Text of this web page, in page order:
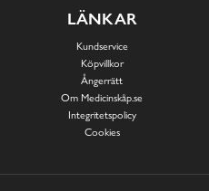
LÄNKAR
Kundservice
Köpvillkor
Ångerrätt
Om Medicinskåp.se
Integritetspolicy
Cookies